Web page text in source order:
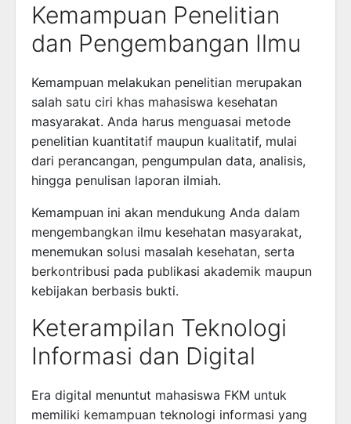
Kemampuan Penelitian
dan Pengembangan Ilmu
Kemampuan melakukan penelitian merupakan
salah satu ciri khas mahasiswa kesehatan
masyarakat. Anda harus menguasai metode
penelitian kuantitatif maupun kualitatif, mulai
dari perancangan, pengumpulan data, analisis,
hingga penulisan laporan ilmiah.
Kemampuan ini akan mendukung Anda dalam
mengembangkan ilmu kesehatan masyarakat,
menemukan solusi masalah kesehatan, serta
berkontribusi pada publikasi akademik maupun
kebijakan berbasis bukti.
Keterampilan Teknologi
Informasi dan Digital
Era digital menuntut mahasiswa FKM untuk
memiliki kemampuan teknologi informasi yang